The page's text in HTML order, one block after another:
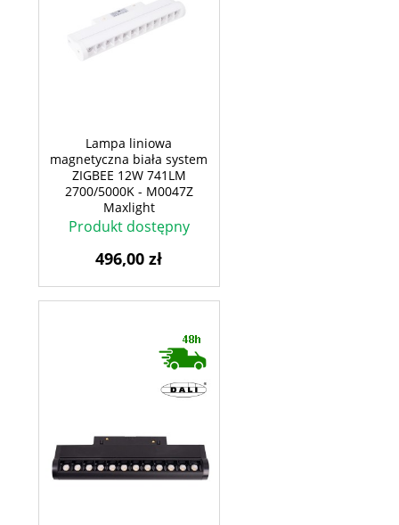
Lampa liniowa
magnetyczna biała system
ZIGBEE 12W 741LM
2700/5000K - M0047Z
Maxlight
Produkt dostępny
496,00 zł